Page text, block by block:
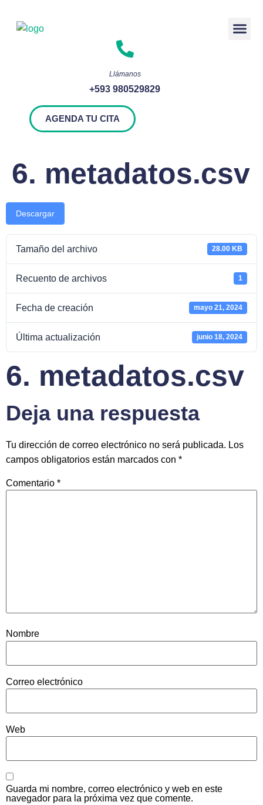
Llámanos
+593 980529829
AGENDA TU CITA
6. metadatos.csv
Descargar
Tamaño del archivo 28.00 KB
Recuento de archivos 1
Fecha de creación mayo 21, 2024
Última actualización junio 18, 2024
6. metadatos.csv
Deja una respuesta
Tu dirección de correo electrónico no será publicada. Los
campos obligatorios están marcados con *
Comentario *
Nombre
Correo electrónico
Web
Guarda mi nombre, correo electrónico y web en este
navegador para la próxima vez que comente.